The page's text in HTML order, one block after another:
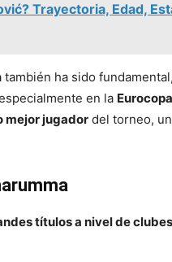
Trayectoria, Edad,
también ha sido
en la
mejor jugador del torneo,
títulos a nivel de